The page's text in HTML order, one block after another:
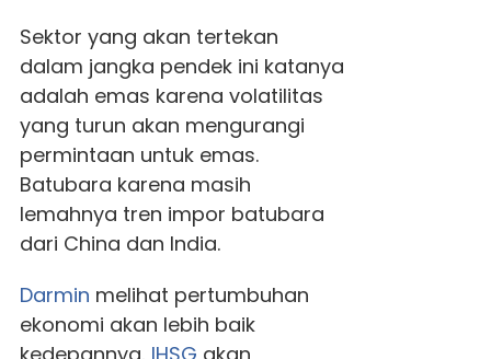
Sektor yang akan tertekan
dalam jangka pendek ini katanya
adalah emas karena volatilitas
yang turun akan mengurangi
permintaan untuk emas.
Batubara karena masih
lemahnya tren impor batubara
dari China dan India.
Darmin melihat pertumbuhan
ekonomi akan lebih baik